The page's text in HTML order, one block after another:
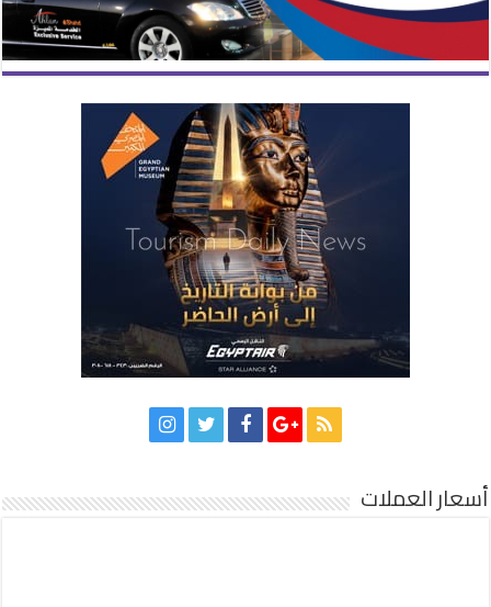
أسعار العملات